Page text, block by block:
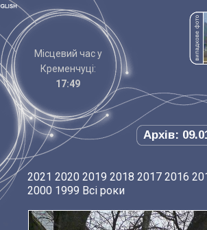
Місцевий час у
Кременчуці:
17:49
Архів:
2021 2020 2019 2018 2017 2016
2000 1999 Всі роки